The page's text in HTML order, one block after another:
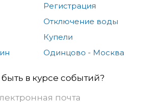
Регистрация
Отключение воды
Купели
Одинцово - Москва
быть в курсе событий?